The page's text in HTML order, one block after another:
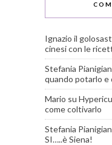
Ignazio il
cinesi con le
Stefania
quando potarlo e
Mario su
come coltivarlo
Stefania
SI…..è Siena!